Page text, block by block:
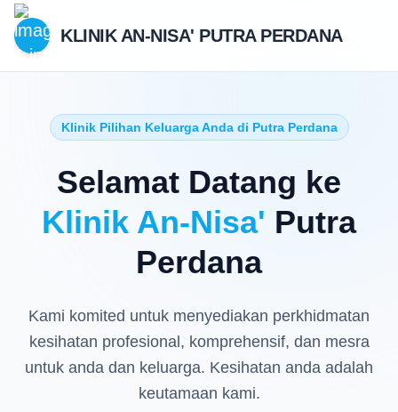
KLINIK AN-NISA' PUTRA PERDANA
Klinik Pilihan Keluarga Anda di Putra Perdana
Selamat Datang ke
Klinik An-Nisa' Putra
Perdana
Kami komited untuk menyediakan perkhidmatan
kesihatan profesional, komprehensif, dan mesra
untuk anda dan keluarga. Kesihatan anda adalah
keutamaan kami.